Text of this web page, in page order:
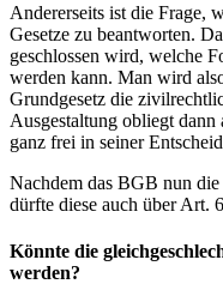
Andererseits ist die Frage,
Gesetze zu beantworten.
geschlossen wird, welche
werden kann. Man wird
Grundgesetz die
Ausgestaltung obliegt dann
ganz frei in seiner
Nachdem das BGB nun
dürfte diese auch über Art.
Könnte die
werden?